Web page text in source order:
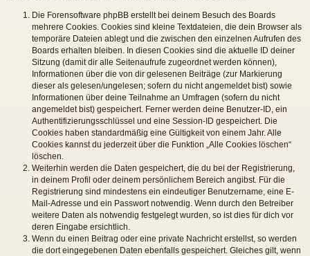
Die Forensoftware phpBB erstellt bei deinem Besuch des Boards
mehrere Cookies. Cookies sind kleine Textdateien, die dein Browser als
temporäre Dateien ablegt und die zwischen den einzelnen Aufrufen des
Boards erhalten bleiben. In diesen Cookies sind die aktuelle ID deiner
Sitzung (damit dir alle Seitenaufrufe zugeordnet werden können),
Informationen über die von dir gelesenen Beiträge (zur Markierung
dieser als gelesen/ungelesen; sofern du nicht angemeldet bist) sowie
Informationen über deine Teilnahme an Umfragen (sofern du nicht
angemeldet bist) gespeichert. Ferner werden deine Benutzer-ID, ein
Authentifizierungsschlüssel und eine Session-ID gespeichert. Die
Cookies haben standardmäßig eine Gültigkeit von einem Jahr. Alle
Cookies kannst du jederzeit über die Funktion „Alle Cookies löschen“
löschen.
Weiterhin werden die Daten gespeichert, die du bei der Registrierung,
in deinem Profil oder deinem persönlichem Bereich angibst. Für die
Registrierung sind mindestens ein eindeutiger Benutzername, eine E-
Mail-Adresse und ein Passwort notwendig. Wenn durch den Betreiber
weitere Daten als notwendig festgelegt wurden, so ist dies für dich vor
deren Eingabe ersichtlich.
Wenn du einen Beitrag oder eine private Nachricht erstellst, so werden
die dort eingegebenen Daten ebenfalls gespeichert. Gleiches gilt, wenn